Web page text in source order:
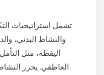
تشمل استراتيجيات
والنشاط البدني،
اليقظة، مثل
العاطفي. يحرر